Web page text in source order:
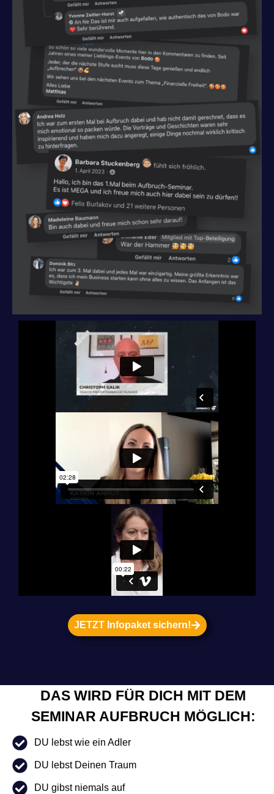
JETZT Infopaket sichern!
DAS WIRD FÜR DICH MIT DEM
SEMINAR AUFBRUCH MÖGLICH:
DU lebst wie ein Adler
DU lebst Deinen Traum
DU gibst niemals auf